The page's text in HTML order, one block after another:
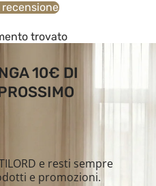
trovato
10€ DI
e resti sempre
e promozioni.